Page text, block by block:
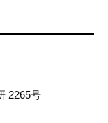
2265号